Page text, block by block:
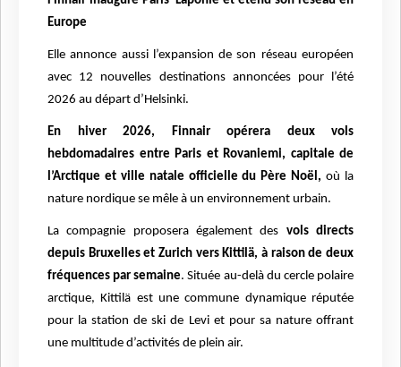
Europe
Elle annonce aussi l’expansion de son réseau européen
avec 12 nouvelles destinations annoncées pour l’été
2026 au départ d’Helsinki.
En hiver 2026, Finnair opérera deux vols
hebdomadaires entre Paris et Rovaniemi, capitale de
l’Arctique et ville natale officielle du Père Noël, où la
nature nordique se mêle à un environnement urbain.
La compagnie proposera également des vols directs
depuis Bruxelles et Zurich vers Kittilä, à raison de deux
fréquences par semaine. Située au-delà du cercle polaire
arctique, Kittilä est une commune dynamique réputée
pour la station de ski de Levi et pour sa nature offrant
une multitude d’activités de plein air.